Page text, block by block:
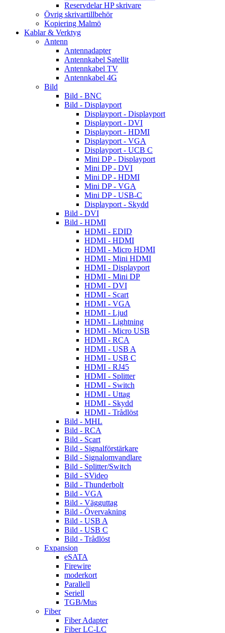
Reservdelar HP skrivare
Övrig skrivartillbehör
Kopiering Malmö
Kablar & Verktyg
Antenn
Antennadapter
Antennkabel Satellit
Antennkabel TV
Antennkabel 4G
Bild
Bild - BNC
Bild - Displayport
Displayport - Displayport
Displayport - DVI
Displayport - HDMI
Displayport - VGA
Displayport - UCB C
Mini DP - Displayport
Mini DP - DVI
Mini DP - HDMI
Mini DP - VGA
Mini DP - USB-C
Displayport - Skydd
Bild - DVI
Bild - HDMI
HDMI - EDID
HDMI - HDMI
HDMI - Micro HDMI
HDMI - Mini HDMI
HDMI - Displayport
HDMI - Mini DP
HDMI - DVI
HDMI - Scart
HDMI - VGA
HDMI - Ljud
HDMI - Lightning
HDMI - Micro USB
HDMI - RCA
HDMI - USB A
HDMI - USB C
HDMI - RJ45
HDMI - Splitter
HDMI - Switch
HDMI - Uttag
HDMI - Skydd
HDMI - Trådlöst
Bild - MHL
Bild - RCA
Bild - Scart
Bild - Signalförstärkare
Bild - Signalomvandlare
Bild - Splitter/Switch
Bild - SVideo
Bild - Thunderbolt
Bild - VGA
Bild - Vägguttag
Bild - Övervakning
Bild - USB A
Bild - USB C
Bild - Trådlöst
Expansion
eSATA
Firewire
moderkort
Parallell
Seriell
TGB/Mus
Fiber
Fiber Adapter
Fiber LC-LC